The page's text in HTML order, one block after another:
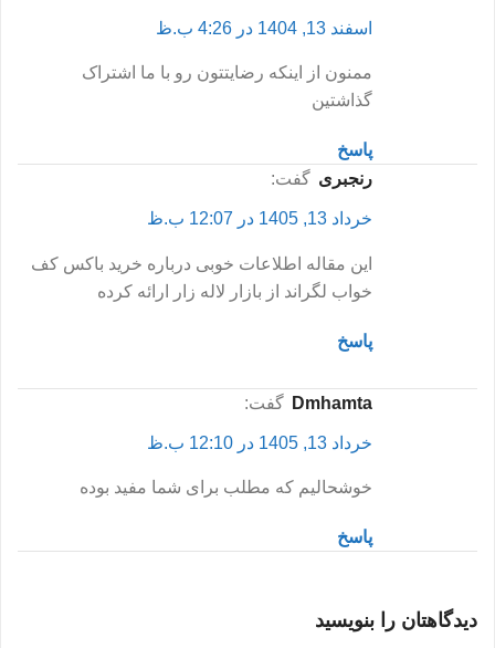
اسفند 13, 1404 در 4:26 ب.ظ
ممنون از اینکه رضایتتون رو با ما اشتراک
گذاشتین
پاسخ
رنجبری گفت:
خرداد 13, 1405 در 12:07 ب.ظ
این مقاله اطلاعات خوبی درباره خرید باکس کف
خواب لگراند از بازار لاله زار ارائه کرده
پاسخ
dmhamta گفت:
خرداد 13, 1405 در 12:10 ب.ظ
خوشحالیم که مطلب برای شما مفید بوده
پاسخ
دیدگاهتان را بنویسید